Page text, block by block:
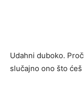
Udahni duboko.
slučajno ono što